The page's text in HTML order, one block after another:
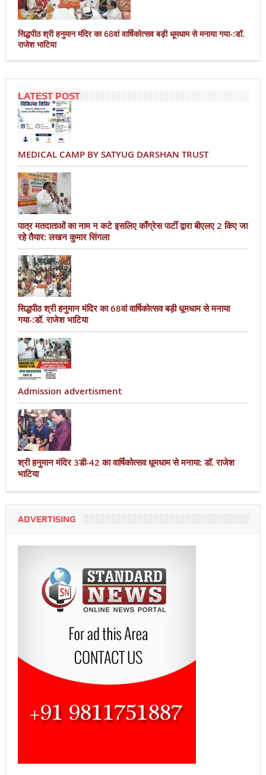
सिद्धपीठ श्री हनुमान मंदिर का 68वां वार्षिकोत्सव बड़ी धूमधाम से मनाया गया-:डॉ.
राजेश भाटिया
LATEST POST
MEDICAL CAMP BY SATYUG DARSHAN TRUST
पात्र मतदाताओं का नाम न कटे इसलिए काँग्रेस पार्टी द्वारा बीएलए 2 किए जा
रहे तैयार: लखन कुमार सिंगला
सिद्धपीठ श्री हनुमान मंदिर का 68वां वार्षिकोत्सव बड़ी धूमधाम से मनाया
गया-:डॉ. राजेश भाटिया
Admission advertisment
श्री हनुमान मंदिर 3डी-42 का वार्षिकोत्सव धूमधाम से मनाया: डॉ. राजेश
भाटिया
ADVERTISING